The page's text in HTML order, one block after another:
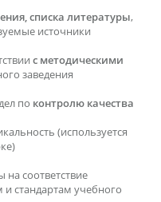
списка литературы,
источники
с методическими
заведения
по контролю качества
(используется
на соответствие
стандартам учебного